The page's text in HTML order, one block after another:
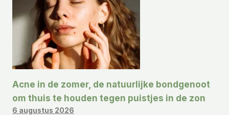
Acne in de zomer, de natuurlijke bondgenoot
om thuis te houden tegen puistjes in de zon
6 augustus 2026